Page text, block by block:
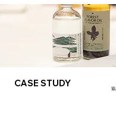
CASE STUDY 協